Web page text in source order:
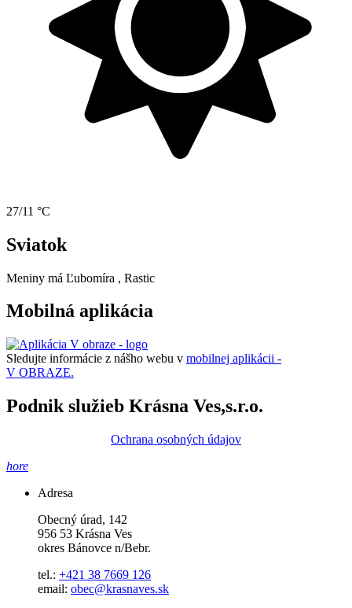
27/11 °C
Sviatok
Meniny má Ľubomíra , Rastic
Mobilná aplikácia
Sledujte informácie z nášho webu v mobilnej aplikácii -
V OBRAZE.
Podnik služieb Krásna Ves,s.r.o.
Ochrana osobných údajov
hore
Adresa
Obecný úrad, 142
956 53 Krásna Ves
okres Bánovce n/Bebr.
tel.: +421 38 7669 126
email: obec@krasnaves.sk